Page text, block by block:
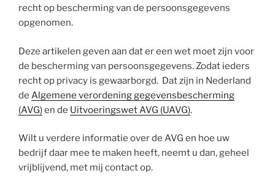
recht op bescherming van de persoonsgegevens
opgenomen.
Deze artikelen geven aan dat er een wet moet zijn voor
de bescherming van persoonsgegevens. Zodat ieders
recht op privacy is gewaarborgd. Dat zijn in Nederland
de Algemene verordening gegevensbescherming
(AVG)en de Uitvoeringswet AVG (UAVG).
Wilt u verdere informatie over de AVG en hoe uw
bedrijf daar mee te maken heeft, neemt u dan, geheel
vrijblijvend, met mij contact op.